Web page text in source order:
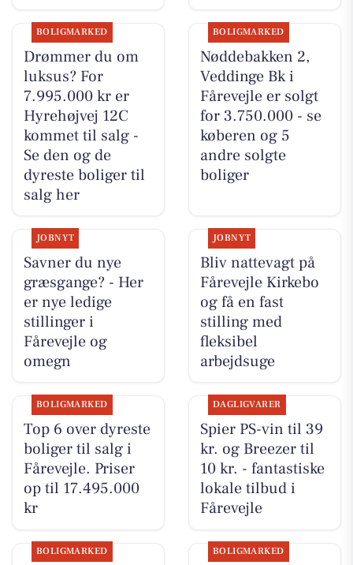
BOLIGMARKED
Drømmer du om
luksus? For
7.995.000 kr er
Hyrehøjvej 12C
kommet til salg -
Se den og de
dyreste boliger til
salg her
BOLIGMARKED
Nøddebakken 2,
Veddinge Bk i
Fårevejle er solgt
for 3.750.000 - se
køberen og 5
andre solgte
boliger
JOBNYT
Savner du nye
græsgange? - Her
er nye ledige
stillinger i
Fårevejle og
omegn
JOBNYT
Bliv nattevagt på
Fårevejle Kirkebo
og få en fast
stilling med
fleksibel
arbejdsuge
BOLIGMARKED
Top 6 over dyreste
boliger til salg i
Fårevejle. Priser
op til 17.495.000
kr
DAGLIGVARER
Spier PS-vin til 39
kr. og Breezer til
10 kr. - fantastiske
lokale tilbud i
Fårevejle
BOLIGMARKED BOLIGMARKED